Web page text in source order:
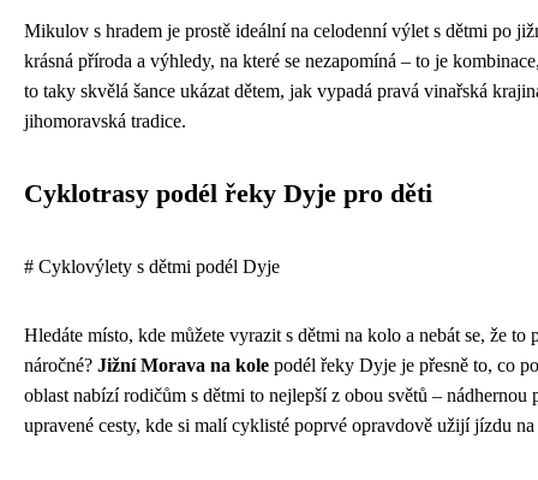
Mikulov s hradem je prostě ideální na celodenní výlet s dětmi po
krásná příroda a výhledy, na které se nezapomíná – to je
to taky skvělá šance ukázat dětem, jak vypadá pravá vinařská
jihomoravská tradice.
Cyklotrasy podél řeky Dyje pro děti
# Cyklovýlety s dětmi podél Dyje
Hledáte místo, kde můžete vyrazit s dětmi na kolo a nebát se, že to
náročné? Jižní Morava na kole podél řeky Dyje je přesně to, co
oblast nabízí rodičům s dětmi to nejlepší z obou světů – nádhernou
upravené cesty, kde si malí cyklisté poprvé opravdově užijí jízdu